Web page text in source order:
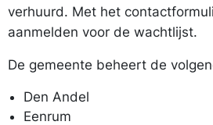
verhuurd. Met het
aanmelden voor de wachtlijst.
De gemeente beheert de
Den Andel
Eenrum